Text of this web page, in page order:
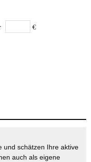
€
und schätzen Ihre aktive
auch als eigene